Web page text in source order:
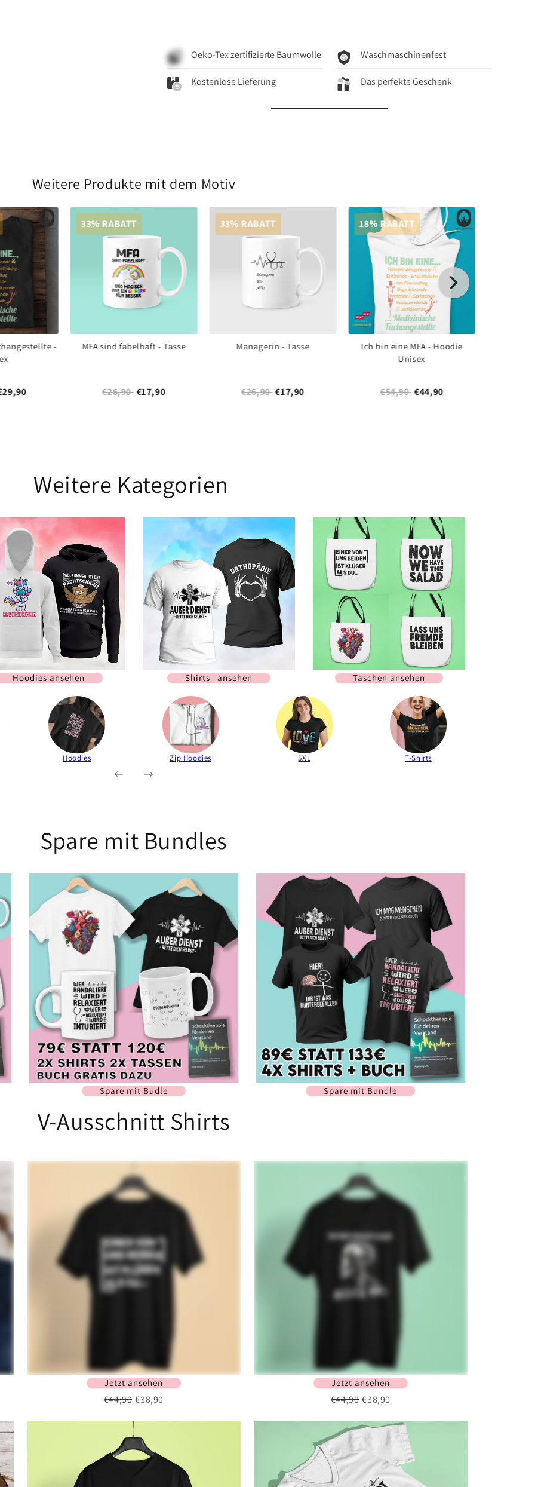
Oeko-Tex zertifizierte Baumwolle
Kostenlose Lieferung
Waschmaschinenfest
Das perfekte Geschenk
Weitere Produkte mit dem Motiv
-
33% RABATT
MFA sind fabelhaft - Tasse
€26,90 €17,90
33% RABATT
Managerin - Tasse
€26,90 €17,90
18% RABATT
Ich bin eine MFA - Hoodie
Unisex
€54,90 €44,90
Weitere Kategorien
Hoodies ansehen Shirts ansehen Taschen ansehen
Hoodies Zip Hoodies 5XL T-Shirts
Spare mit Bundles
Spare mit Budle Spare mit Bundle
V-Ausschnitt Shirts
Jetzt ansehen
€44,90 €38,90
Jetzt ansehen
€44,90 €38,90